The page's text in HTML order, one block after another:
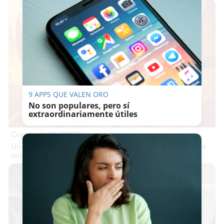
Corepunk MMORPG
Un verdadero MMORPG de la vieja escuela ¡Cómo los de
9 APPS QUE VALEN ORO
No son populares, pero sí
extraordinariamente útiles